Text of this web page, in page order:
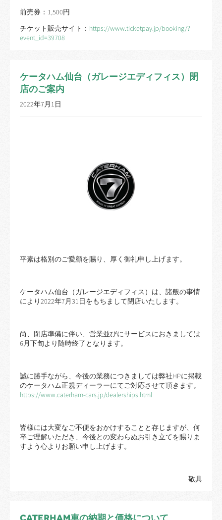
前売券：1,500円
チケット販売サイト： https://www.ticketpay.jp/booking/?
event_id=39708
ケータハム仙台（ガレージエディフィス）閉
店のご案内
2022年7月1日
平素は格別のご愛顧を賜り、厚く御礼申し上げます。
ケータハム仙台（ガレージエディフィス）は、諸般の事情
により2022年7月31日をもちまして閉店いたします。
尚、閉店準備に伴い、営業並びにサービスにおきましては
6月下旬より随時終了となります。
誠に勝手ながら、今後の業務につきましては弊社HPに掲載
のケータハム正規ディーラーにてご対応させて頂きます。
https://www.caterham-cars.jp/dealerships.html
皆様には大変なご不便をおかけすることと存じますが、何
卒ご理解いただき、今後との変わらぬお引き立てを賜りま
すよう心よりお願い申し上げます。
敬具
CATERHAM車の納期と価格について